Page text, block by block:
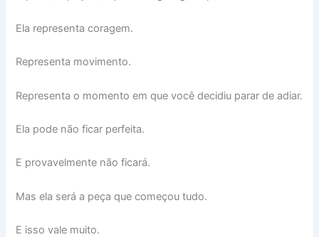
Ela representa coragem.
Representa movimento.
Representa o momento em que você decidiu parar de adiar.
Ela pode não ficar perfeita.
E provavelmente não ficará.
Mas ela será a peça que começou tudo.
E isso vale muito.